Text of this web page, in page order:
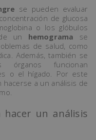
se pueden evaluar
de glucosa
o los glóbulos
un hemograma se
de salud, como
Además, también se
funcionan
o el hígado. Por este
hacerse a un análisis de
hacer un análisis